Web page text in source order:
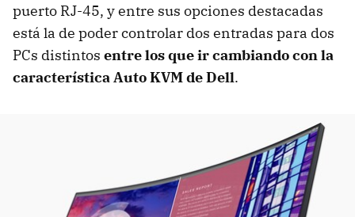
puerto RJ-45, y entre sus opciones destacadas
está la de poder controlar dos entradas para dos
PCs distintos entre los que ir cambiando con la
característica Auto KVM de Dell.